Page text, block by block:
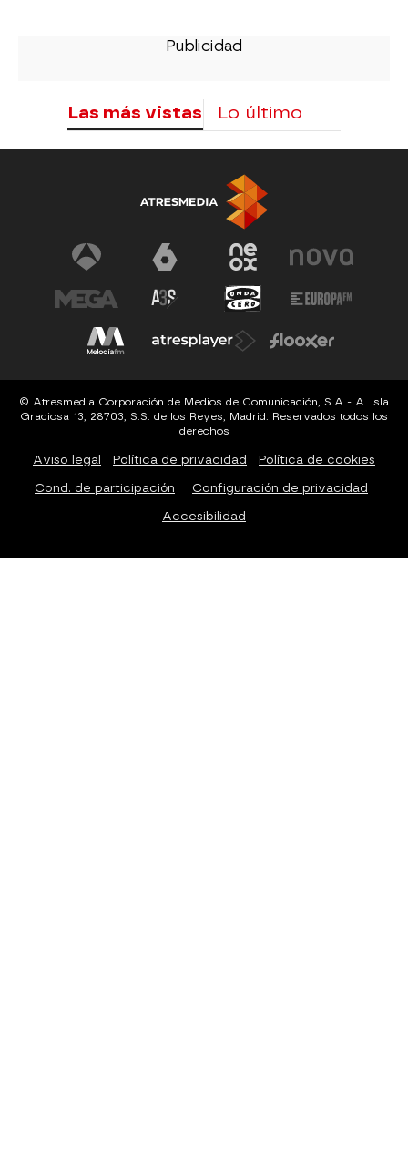
Las más vistas Lo último
© Atresmedia Corporación de Medios de Comunicación, S.A - A. Isla
Graciosa 13, 28703, S.S. de los Reyes, Madrid. Reservados todos los
derechos
Aviso legal Política de privacidad Política de cookies
Cond. de participación Configuración de privacidad
Accesibilidad